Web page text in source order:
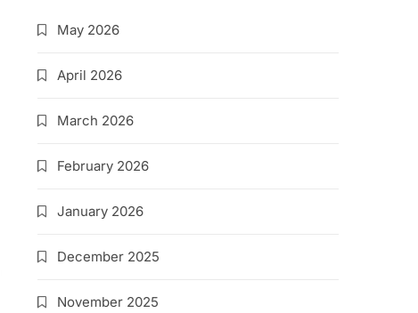
May 2026
April 2026
March 2026
February 2026
January 2026
December 2025
November 2025